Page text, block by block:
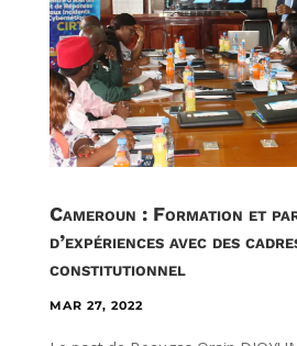
Cameroun : Formation et
d’expériences avec des
constitutionnel
MAR 27, 2022